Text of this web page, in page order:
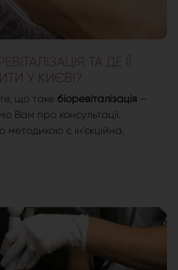
ТА ДЕ ЇЇ
У КИЄВІ?
що таке біоревіталізація –
Вам про консультації.
є ін'єкційна.